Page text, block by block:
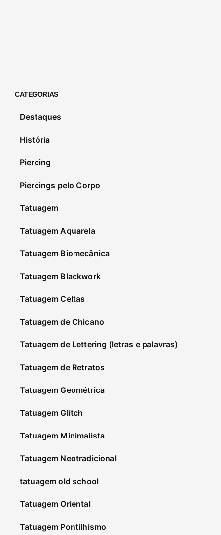
CATEGORIAS
Destaques
História
Piercing
Piercings pelo Corpo
Tatuagem
Tatuagem Aquarela
Tatuagem Biomecânica
Tatuagem Blackwork
Tatuagem Celtas
Tatuagem de Chicano
Tatuagem de Lettering (letras e palavras)
Tatuagem de Retratos
Tatuagem Geométrica
Tatuagem Glitch
Tatuagem Minimalista
Tatuagem Neotradicional
tatuagem old school
Tatuagem Oriental
Tatuagem Pontilhismo